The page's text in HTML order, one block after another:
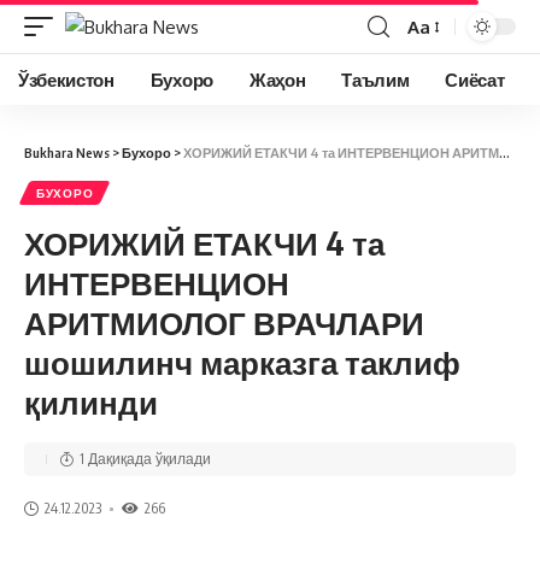
Aa
Ўзбекистон Бухоро Жаҳон Таълим Сиёсат
Bukhara News >Бухоро >ХОРИЖИЙ ЕТАКЧИ 4 та ИНТЕРВЕНЦИОН АРИТМИОЛОГ ВРАЧЛАРИ шошилинч марказга таклиф қилинди
БУХОРО
ХОРИЖИЙ ЕТАКЧИ 4 та
ИНТЕРВЕНЦИОН
АРИТМИОЛОГ ВРАЧЛАРИ
шошилинч марказга таклиф
қилинди
24.12.2023 266
1 Дақиқада ўқилади